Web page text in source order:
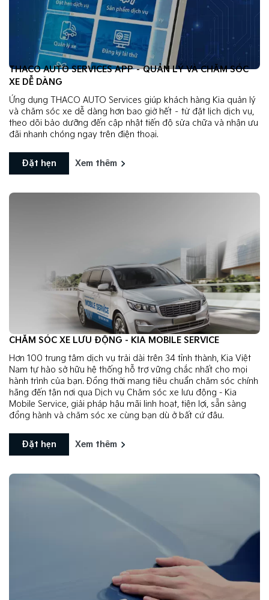
THACO AUTO SERVICES APP – QUẢN LÝ VÀ CHĂM SÓC
XE DỄ DÀNG
Ứng dụng THACO AUTO Services giúp khách hàng Kia quản lý
và chăm sóc xe dễ dàng hơn bao giờ hết – từ đặt lịch dịch vụ,
theo dõi bảo dưỡng đến cập nhật tiến độ sửa chữa và nhận ưu
đãi nhanh chóng ngay trên điện thoại.
Đặt hẹn Xem thêm
CHĂM SÓC XE LƯU ĐỘNG - KIA MOBILE SERVICE
Hơn 100 trung tâm dịch vụ trải dài trên 34 tỉnh thành, Kia Việt
Nam tự hào sở hữu hệ thống hỗ trợ vững chắc nhất cho mọi
hành trình của bạn. Đồng thời mang tiêu chuẩn chăm sóc chính
hãng đến tận nơi qua Dịch vụ Chăm sóc xe lưu động - Kia
Mobile Service, giải pháp hậu mãi linh hoạt, tiện lợi, sẵn sàng
đồng hành và chăm sóc xe cùng bạn dù ở bất cứ đâu.
Đặt hẹn Xem thêm